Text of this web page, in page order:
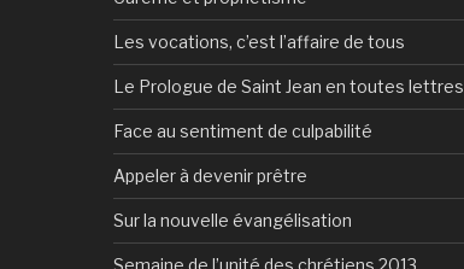
Les vocations, c’est l’affaire de tous
Le Prologue de Saint Jean en toutes lettres
Face au sentiment de culpabilité
Appeler à devenir prêtre
Sur la nouvelle évangélisation
Semaine de l’unité des chrétiens 2013